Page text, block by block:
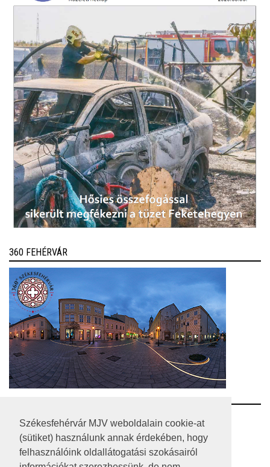
Székesfehérvár MJV weboldalain cookie-at
(sütiket) használunk annak érdekében, hogy
felhasználóink oldallátogatási szokásairól
360 FEHÉRVÁR
RSS
A HONLAP 2017.03.31-I ÁLLAPOTA